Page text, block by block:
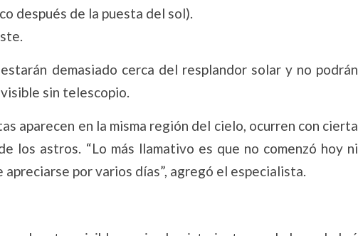
después de la puesta del sol).
demasiado cerca del resplandor solar y no podrán
sin telescopio.
aparecen en la misma región del cielo, ocurren con cierta
los astros. “Lo más llamativo es que no comenzó hoy ni
por varios días”, agregó el especialista.